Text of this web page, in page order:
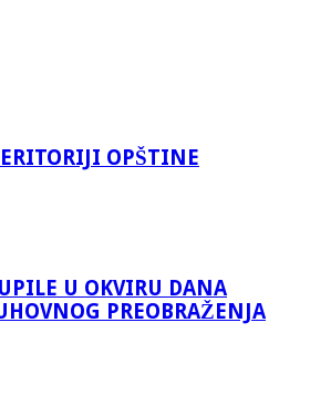
OPŠTINE
U OKVIRU DANA
PREOBRAŽENJA